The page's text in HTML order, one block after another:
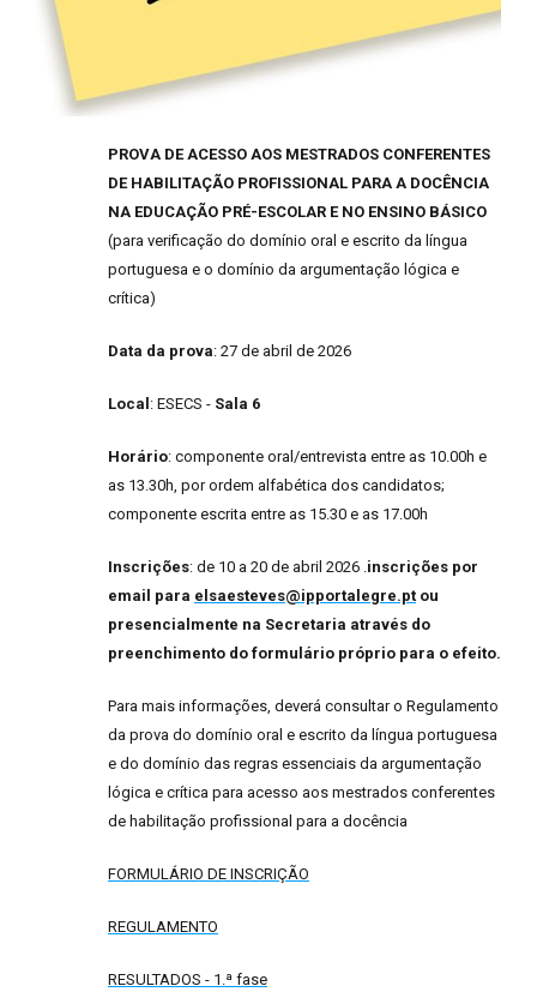
PROVA DE ACESSO AOS MESTRADOS CONFERENTES
DE HABILITAÇÃO PROFISSIONAL PARA A DOCÊNCIA
NA EDUCAÇÃO PRÉ-ESCOLAR E NO ENSINO BÁSICO
(para verificação do domínio oral e escrito da língua
portuguesa e o domínio da argumentação lógica e
crítica)
Data da prova: 27 de abril de 2026
Local : ESECS - Sala 6
Horário: componente oral/entrevista entre as 10.00h e
as 13.30h, por ordem alfabética dos candidatos;
componente escrita entre as 15.30 e as 17.00h
Inscrições: de 10 a 20 de abril 2026 .inscrições por
email para elsaesteves@ipportalegre.pt ou
presencialmente na Secretaria através do
preenchimento do formulário próprio para o efeito.
Para mais informações, deverá consultar o Regulamento
da prova do domínio oral e escrito da língua portuguesa
e do domínio das regras essenciais da argumentação
lógica e crítica para acesso aos mestrados conferentes
de habilitação profissional para a docência
FORMULÁRIO DE INSCRIÇÃO
REGULAMENTO
RESULTADOS - 1.ª fase